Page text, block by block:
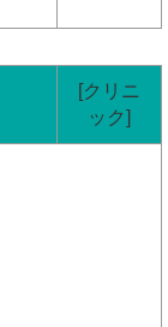
[クリニ
ック]